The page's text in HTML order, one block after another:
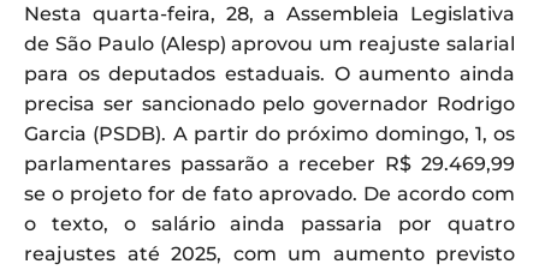
Nesta quarta-feira, 28, a Assembleia Legislativa
de São Paulo (Alesp) aprovou um reajuste salarial
para os deputados estaduais. O aumento ainda
precisa ser sancionado pelo governador Rodrigo
Garcia (PSDB). A partir do próximo domingo, 1, os
parlamentares passarão a receber R$ 29.469,99
se o projeto for de fato aprovado. De acordo com
o texto, o salário ainda passaria por quatro
reajustes até 2025, com um aumento previsto